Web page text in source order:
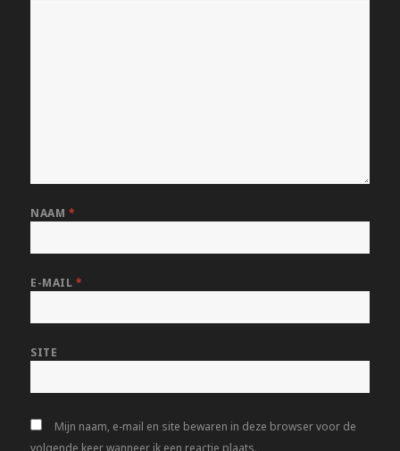
NAAM *
E-MAIL *
SITE
Mijn naam, e-mail en site bewaren in deze browser voor de
volgende keer wanneer ik een reactie plaats.